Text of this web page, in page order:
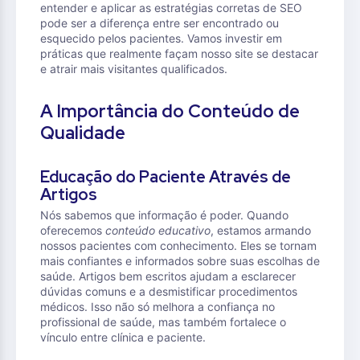
entender e aplicar as estratégias corretas de SEO
pode ser a diferença entre ser encontrado ou
esquecido pelos pacientes. Vamos investir em
práticas que realmente façam nosso site se destacar
e atrair mais visitantes qualificados.
A Importância do Conteúdo de
Qualidade
Educação do Paciente Através de
Artigos
Nós sabemos que informação é poder. Quando
oferecemos conteúdo educativo, estamos armando
nossos pacientes com conhecimento. Eles se tornam
mais confiantes e informados sobre suas escolhas de
saúde. Artigos bem escritos ajudam a esclarecer
dúvidas comuns e a desmistificar procedimentos
médicos. Isso não só melhora a confiança no
profissional de saúde, mas também fortalece o
vínculo entre clínica e paciente.